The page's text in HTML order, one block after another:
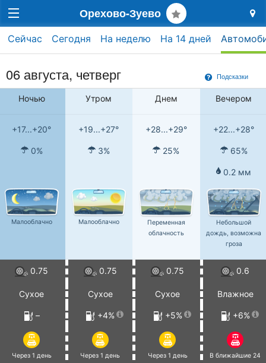
Орехово-Зуево
Сейчас Сегодня На неделю На 14 дней
Подсказки
06 августа, четверг
Ночью Утром Днем Вечером
+17...+20° +19...+27° +28...+29° +22...+28°
0% 3% 25% 65%
0.2 мм
Малооблачно Малооблачно
Переменная
облачность
Небольшой
дождь, возможна
гроза
0.75 0.75 0.75 0.6
Сухое Сухое Сухое Влажное
– +4% +5% +6%
Через 1 день
Через 1 день
Через 1 день
В ближайшие 24